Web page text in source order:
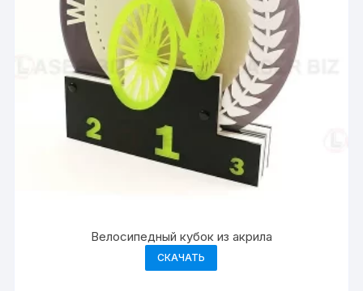
Велосипедный кубок из акрила
СКАЧАТЬ